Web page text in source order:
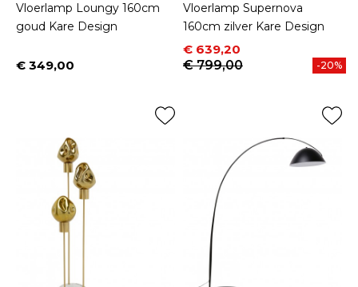
Vloerlamp Loungy 160cm
goud Kare Design
Prijs
€ 349,00
Vloerlamp Supernova
160cm zilver Kare Design
Prijs
€ 639,20
Normale prijs
€ 799,00
-20%